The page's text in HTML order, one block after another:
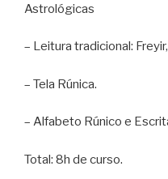
Astrológicas
– Leitura tradicional:
– Tela Rúnica.
– Alfabeto Rúnico e
Total: 8h de curso.